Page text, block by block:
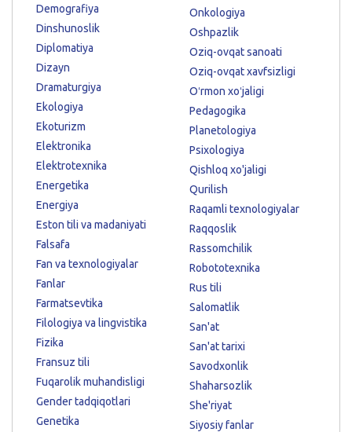
Demografiya
Dinshunoslik
Diplomatiya
Dizayn
Dramaturgiya
Ekologiya
Ekoturizm
Elektronika
Elektrotexnika
Energetika
Energiya
Eston tili va madaniyati
Falsafa
Fan va texnologiyalar
Fanlar
Farmatsevtika
Filologiya va lingvistika
Fizika
Fransuz tili
Fuqarolik muhandisligi
Gender tadqiqotlari
Genetika
Onkologiya
Oshpazlik
Oziq-ovqat sanoati
Oziq-ovqat xavfsizligi
Oʻrmon xoʻjaligi
Pedagogika
Planetologiya
Psixologiya
Qishloq xo'jaligi
Qurilish
Raqamli texnologiyalar
Raqqoslik
Rassomchilik
Robototexnika
Rus tili
Salomatlik
San'at
San'at tarixi
Savodxonlik
Shaharsozlik
She'riyat
Siyosiy fanlar